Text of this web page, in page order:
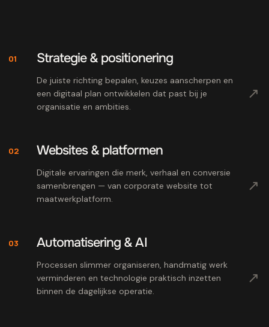
01 Strategie & positionering
De juiste richting bepalen, keuzes aanscherpen en
een digitaal plan ontwikkelen dat past bij je
organisatie en ambities.
↗
02 Websites & platformen
Digitale ervaringen die merk, verhaal en conversie
samenbrengen — van corporate website tot
maatwerkplatform.
↗
03 Automatisering & AI
Processen slimmer organiseren, handmatig werk
verminderen en technologie praktisch inzetten
binnen de dagelijkse operatie.
↗